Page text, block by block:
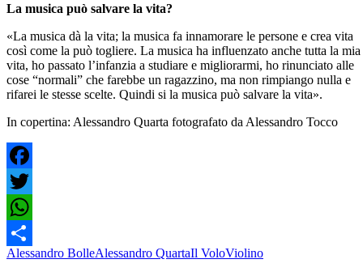
La musica può salvare la vita?
«La musica dà la vita; la musica fa innamorare le persone e crea vita
così come la può togliere. La musica ha influenzato anche tutta la mia
vita, ho passato l’infanzia a studiare e migliorarmi, ho rinunciato alle
cose “normali” che farebbe un ragazzino, ma non rimpiango nulla e
rifarei le stesse scelte. Quindi si la musica può salvare la vita».
In copertina: Alessandro Quarta fotografato da Alessandro Tocco
Facebook
Twitter
WhatsApp
Share
Alessandro BolleAlessandro QuartaIl VoloViolino